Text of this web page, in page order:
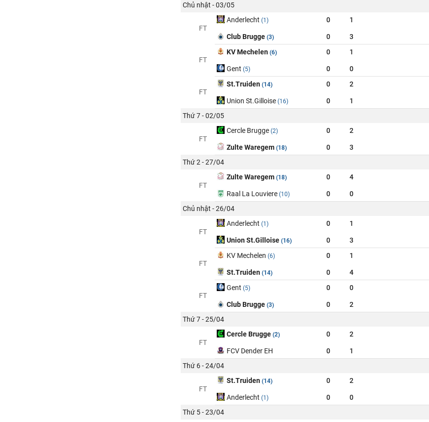
Chủ nhật - 03/05
FT
Anderlecht (1) 0 1
Club Brugge (3) 0 3
FT
KV Mechelen (6) 0 1
Gent (5) 0 0
FT
St.Truiden (14) 0 2
Union St.Gilloise (16) 0
1
Thứ 7 - 02/05
FT
Cercle Brugge (2) 0 2
Zulte Waregem (18) 0
3
Thứ 2 - 27/04
FT
Zulte Waregem (18) 0 4
Raal La Louviere (10) 0
0
Chủ nhật - 26/04
FT
Anderlecht (1) 0 1
Union St.Gilloise (16) 0 3
FT
KV Mechelen (6) 0 1
St.Truiden (14) 0 4
FT
Gent (5) 0 0
Club Brugge (3) 0
2
Thứ 7 - 25/04
FT
Cercle Brugge (2) 0 2
FCV Dender EH 0
1
Thứ 6 - 24/04
FT
St.Truiden (14) 0 2
Anderlecht (1) 0
0
Thứ 5 - 23/04